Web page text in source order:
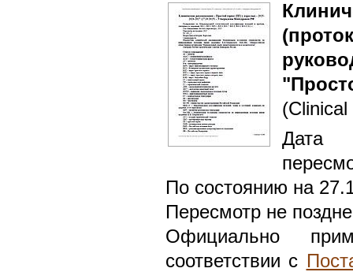
Дата
По состоянию на
Пересмотр не
Официально
соответствии с